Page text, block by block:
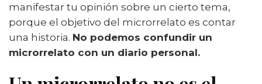
manifestar tu opinión sobre un cierto tema,
porque el objetivo del microrrelato es contar
una historia. No podemos confundir un
microrrelato con un diario personal.